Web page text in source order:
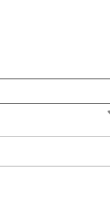
F/070826 Workout
Conditioning